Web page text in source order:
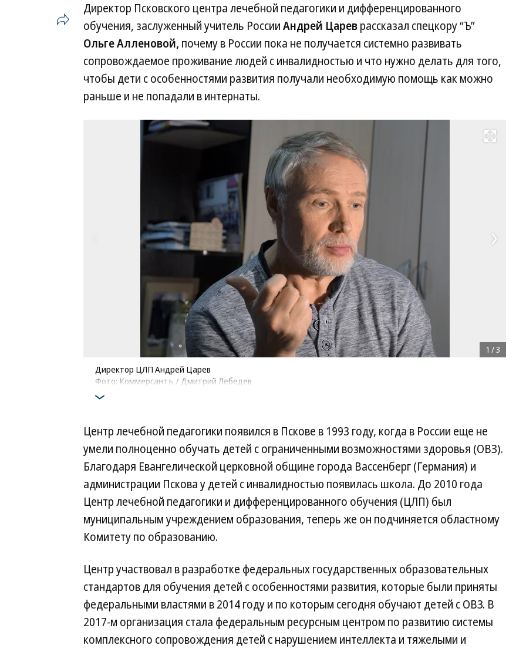
Директор Псковского центра лечебной педагогики и дифференцированного
обучения, заслуженный учитель РоссииАндрей Цареврассказал спецкору “Ъ”
Ольге Алленовой, почему в России пока не получается системно развивать
сопровождаемое проживание людей с инвалидностью и что нужно делать для того,
чтобы дети с особенностями развития получали необходимую помощь как можно
раньше и не попадали в интернаты.
Развернуть на весь экран
Директор ЦЛП Андрей Царев
Фото: Коммерсантъ / Дмитрий Лебедев
1 /3
Центр лечебной педагогики появился в Пскове в 1993 году, когда в России еще не
умели полноценно обучать детей с ограниченными возможностями здоровья (ОВЗ).
Благодаря Евангелической церковной общине города Вассенберг (Германия) и
администрации Пскова у детей с инвалидностью появилась школа. До 2010 года
Центр лечебной педагогики и дифференцированного обучения (ЦЛП) был
муниципальным учреждением образования, теперь же он подчиняется областному
Комитету по образованию.
Центр участвовал в разработке федеральных государственных образовательных
стандартов для обучения детей с особенностями развития, которые были приняты
федеральными властями в 2014 году и по которым сегодня обучают детей с ОВЗ. В
2017-м организация стала федеральным ресурсным центром по развитию системы
комплексного сопровождения детей с нарушением интеллекта и тяжелыми и